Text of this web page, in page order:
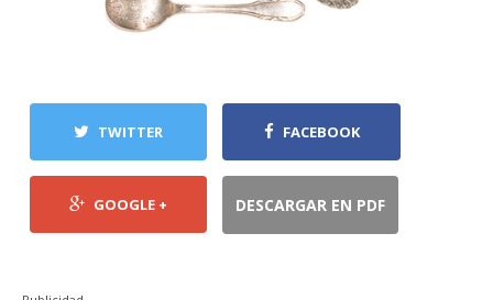
TWITTER FACEBOOK
GOOGLE + DESCARGAR EN PDF